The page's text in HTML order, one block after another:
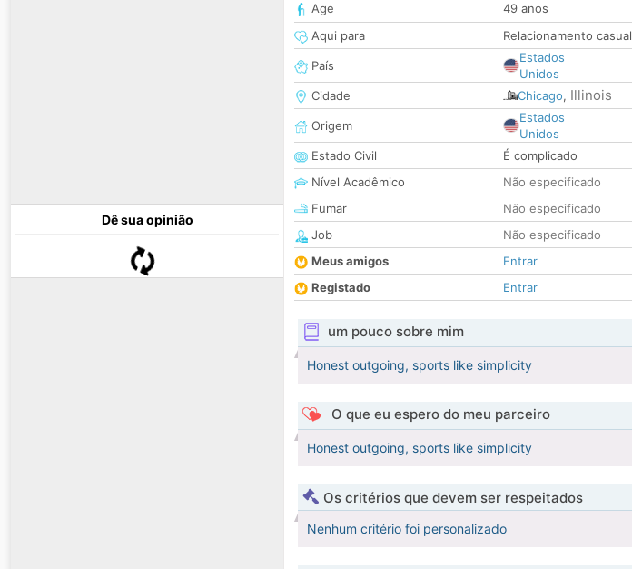
Dê sua opinião
Age
49 anos
Aqui para
Relacionamento casual
País
Estados
Unidos
Cidade
Chicago, Illinois
Origem
Estados
Unidos
Estado Civil
É complicado
Nível Acadêmico
Não especificado
Fumar
Não especificado
Job
Não especificado
Meus amigos
Entrar
Registado
Entrar
um pouco sobre mim
Honest outgoing, sports like simplicity
O que eu espero do meu parceiro
Honest outgoing, sports like simplicity
Os critérios que devem ser respeitados
Nenhum critério foi personalizado